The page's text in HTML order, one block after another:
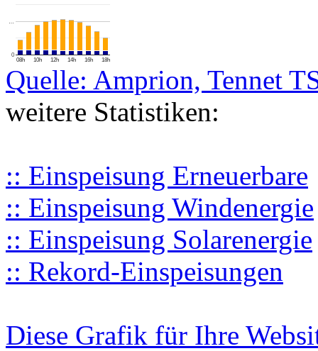
08h 10h 12h 14h 16h 18h
0
…
Quelle: Amprion, Tennet
weitere Statistiken:
:: Einspeisung Erneuerbare
:: Einspeisung Windenergie
:: Einspeisung Solarenergie
:: Rekord-Einspeisungen
Diese Grafik für Ihre